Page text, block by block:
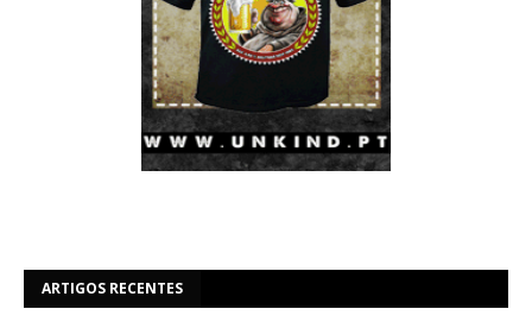
ARTIGOS RECENTES